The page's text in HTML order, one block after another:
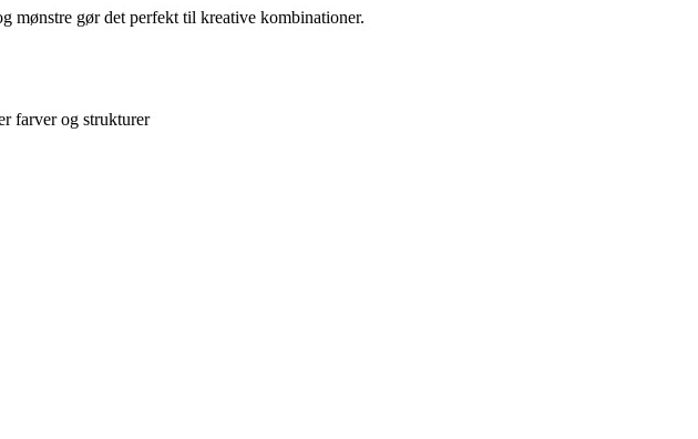
mønstre gør det perfekt til kreative kombinationer.
farver og strukturer